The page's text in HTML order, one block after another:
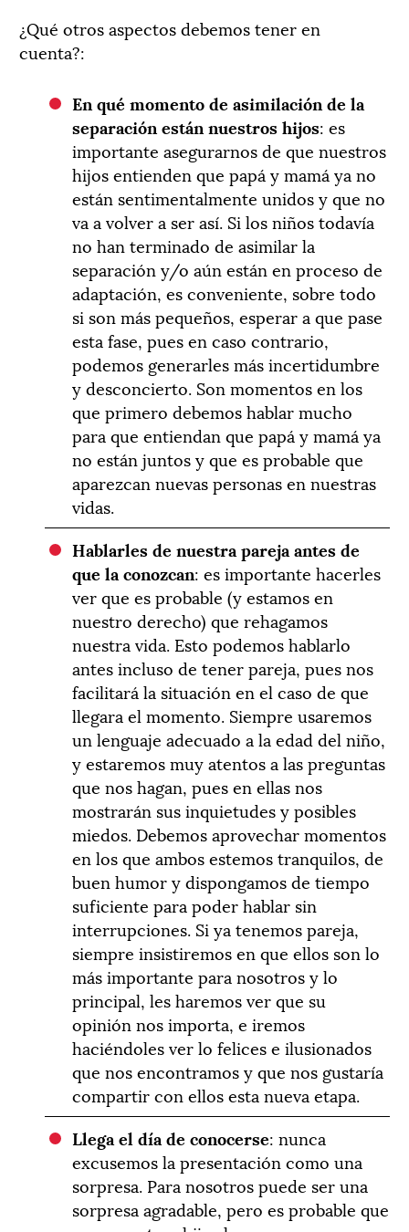
¿Qué otros aspectos debemos tener en
cuenta?:
En qué momento de asimilación de la
separación están nuestros hijos: es
importante asegurarnos de que nuestros
hijos entienden que papá y mamá ya no
están sentimentalmente unidos y que no
va a volver a ser así. Si los niños todavía
no han terminado de asimilar la
separación y/o aún están en proceso de
adaptación, es conveniente, sobre todo
si son más pequeños, esperar a que pase
esta fase, pues en caso contrario,
podemos generarles más incertidumbre
y desconcierto. Son momentos en los
que primero debemos hablar mucho
para que entiendan que papá y mamá ya
no están juntos y que es probable que
aparezcan nuevas personas en nuestras
vidas.
Hablarles de nuestra pareja antes de
que la conozcan: es importante hacerles
ver que es probable (y estamos en
nuestro derecho) que rehagamos
nuestra vida. Esto podemos hablarlo
antes incluso de tener pareja, pues nos
facilitará la situación en el caso de que
llegara el momento. Siempre usaremos
un lenguaje adecuado a la edad del niño,
y estaremos muy atentos a las preguntas
que nos hagan, pues en ellas nos
mostrarán sus inquietudes y posibles
miedos. Debemos aprovechar momentos
en los que ambos estemos tranquilos, de
buen humor y dispongamos de tiempo
suficiente para poder hablar sin
interrupciones. Si ya tenemos pareja,
siempre insistiremos en que ellos son lo
más importante para nosotros y lo
principal, les haremos ver que su
opinión nos importa, e iremos
haciéndoles ver lo felices e ilusionados
que nos encontramos y que nos gustaría
compartir con ellos esta nueva etapa.
Llega el día de conocerse: nunca
excusemos la presentación como una
sorpresa. Para nosotros puede ser una
sorpresa agradable, pero es probable que